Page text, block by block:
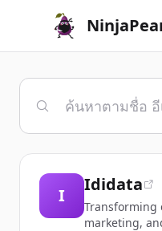
I
Ididata
Transforming
marketing,